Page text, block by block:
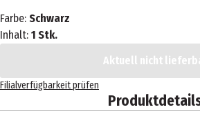
Farbe: Schwarz
Inhalt: 1 Stk.
Aktuell nicht
Filialverfügbarkeit prüfen